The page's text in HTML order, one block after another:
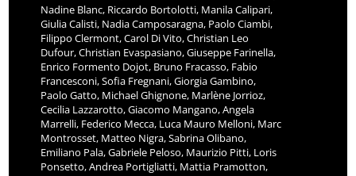
Nadine Blanc, Riccardo Bortolotti, Manila Calipari,
Giulia Calisti, Nadia Camposaragna, Paolo Ciambi,
Filippo Clermont, Carol Di Vito, Christian Leo
Dufour, Christian Evaspasiano, Giuseppe Farinella,
Enrico Formento Dojot, Bruno Fracasso, Fabio
Francesconi, Sofia Fregnani, Giorgia Gambino,
Paolo Gatto, Michael Ghignone, Marlène Jorrioz,
Cecilia Lazzarotto, Giacomo Mangano, Angela
Marrelli, Federico Mecca, Luca Mauro Melloni, Marc
Montrosset, Matteo Nigra, Sabrina Olibano,
Emiliano Pala, Gabriele Peloso, Maurizio Pitti, Loris
Ponsetto, Andrea Portigliatti, Mattia Pramotton,